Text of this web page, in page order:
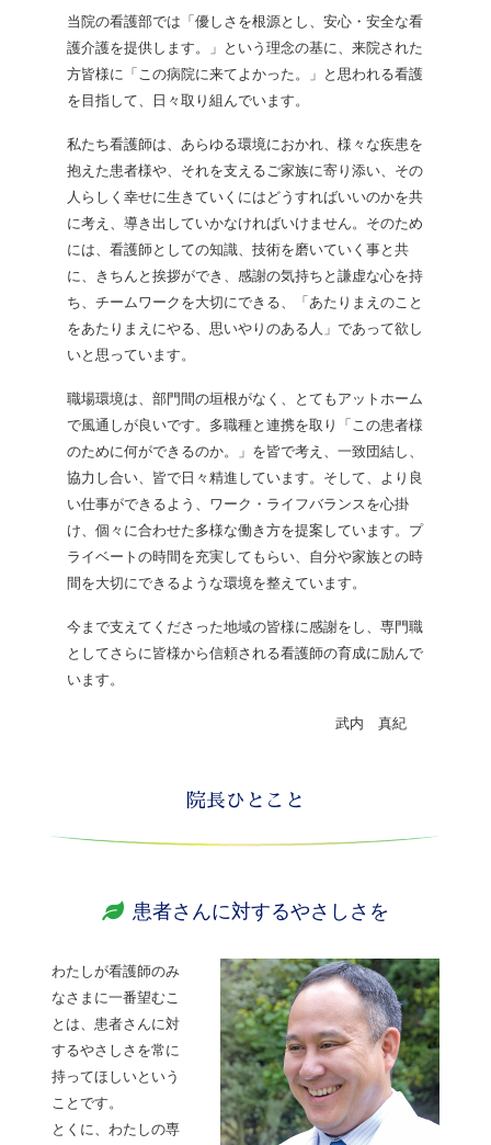
当院の看護部では「優しさを根源とし、安心・安全な看
護介護を提供します。」という理念の基に、来院された
方皆様に「この病院に来てよかった。」と思われる看護
を目指して、日々取り組んでいます。
私たち看護師は、あらゆる環境におかれ、様々な疾患を
抱えた患者様や、それを支えるご家族に寄り添い、その
人らしく幸せに生きていくにはどうすればいいのかを共
に考え、導き出していかなければいけません。そのため
には、看護師としての知識、技術を磨いていく事と共
に、きちんと挨拶ができ、感謝の気持ちと謙虚な心を持
ち、チームワークを大切にできる、「あたりまえのこと
をあたりまえにやる、思いやりのある人」であって欲し
いと思っています。
職場環境は、部門間の垣根がなく、とてもアットホーム
で風通しが良いです。多職種と連携を取り「この患者様
のために何ができるのか。」を皆で考え、一致団結し、
協力し合い、皆で日々精進しています。そして、より良
い仕事ができるよう、ワーク・ライフバランスを心掛
け、個々に合わせた多様な働き方を提案しています。プ
ライベートの時間を充実してもらい、自分や家族との時
間を大切にできるような環境を整えています。
今まで支えてくださった地域の皆様に感謝をし、専門職
としてさらに皆様から信頼される看護師の育成に励んで
います。
武内 真紀
院長ひとこと
患者さんに対するやさしさを
わたしが看護師のみ
なさまに一番望むこ
とは、患者さんに対
するやさしさを常に
持ってほしいという
ことです。
とくに、わたしの専